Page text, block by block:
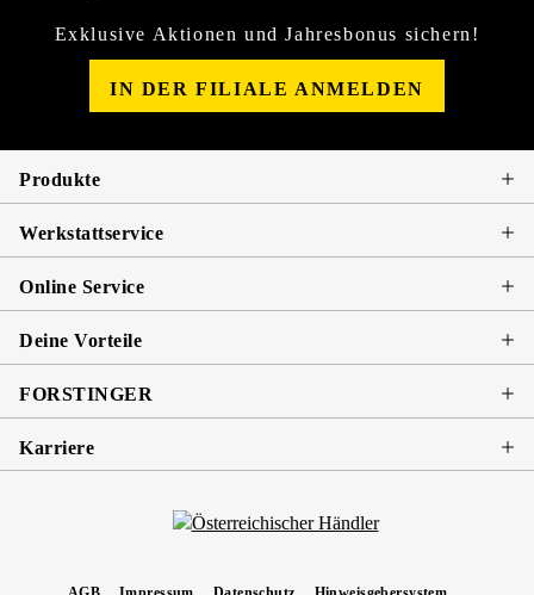
Exklusive Aktionen und Jahresbonus sichern!
IN DER FILIALE ANMELDEN
Produkte
Werkstattservice
Online Service
Deine Vorteile
FORSTINGER
Karriere